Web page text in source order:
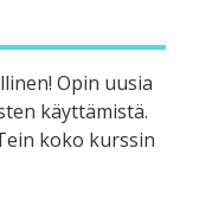
Opin uusia
käyttämistä.
koko kurssin